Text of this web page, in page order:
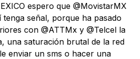
espero que @MovistarMX
tenga señal, porque ha pasado
con @ATTMx y @Telcel la
una saturación brutal de la red
enviar un sms o hacer una